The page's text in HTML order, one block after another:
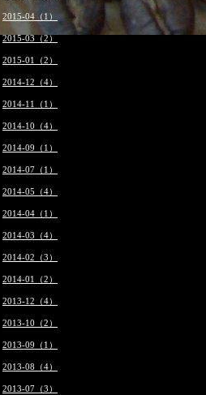
2015-04（1）
2015-03（2）
2015-01（2）
2014-12（4）
2014-11（1）
2014-10（4）
2014-09（1）
2014-07（1）
2014-05（4）
2014-04（1）
2014-03（4）
2014-02（3）
2014-01（2）
2013-12（4）
2013-10（2）
2013-09（1）
2013-08（4）
2013-07（3）